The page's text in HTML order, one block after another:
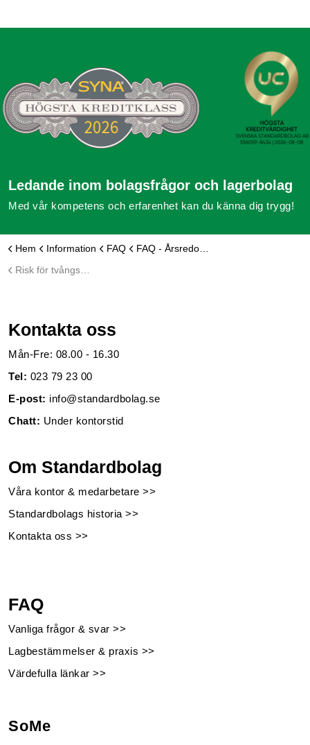
Ledande inom bolagsfrågor och lagerbolag
Med vår kompetens och erfarenhet kan du känna dig trygg!
Hem Information FAQ
FAQ - Årsredovisning mm
Risk för tvångslikvidation om årsredovisningen inte kommer in i tid?
Kontakta oss
Mån-Fre: 08.00 - 16.30
Tel: 023 79 23 00
E-post: info@standardbolag.se
Chatt: Under kontorstid
Om Standardbolag
Våra kontor & medarbetare >>
Standardbolags historia >>
Kontakta oss >>
FAQ
Vanliga frågor & svar >>
Lagbestämmelser & praxis >>
Värdefulla länkar >>
SoMe